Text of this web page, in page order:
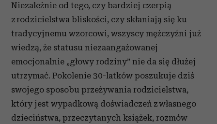
Niezależnie od tego, czy bardziej czerpią
z rodzicielstwa bliskości, czy skłaniają się ku
tradycyjnemu wzorcowi, wszyscy mężczyźni już
wiedzą, że statusu niezaangażowanej
emocjonalnie „głowy rodziny” nie da się dłużej
utrzymać. Pokolenie 30-latków poszukuje dziś
swojego sposobu przeżywania rodzicielstwa,
który jest wypadkową doświadczeń z własnego
dzieciństwa, przeczytanych książek, rozmów